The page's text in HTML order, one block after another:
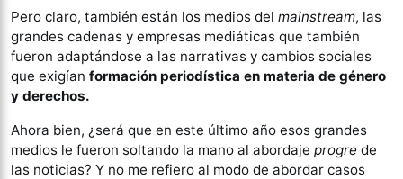
Pero claro, también están los medios del mainstream, las
grandes cadenas y empresas mediáticas que también
fueron adaptándose a las narrativas y cambios sociales
que exigían formación periodística en materia de género
y derechos.
Ahora bien, ¿será que en este último año esos grandes
medios le fueron soltando la mano al abordaje progre de
las noticias? Y no me refiero al modo de abordar casos